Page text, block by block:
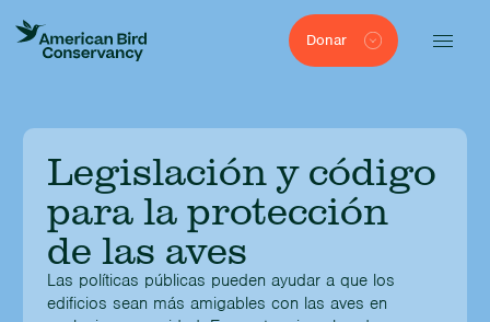
Donar
Legislación y código
para la protección
de las aves
Las políticas públicas pueden ayudar a que los
edificios sean más amigables con las aves en